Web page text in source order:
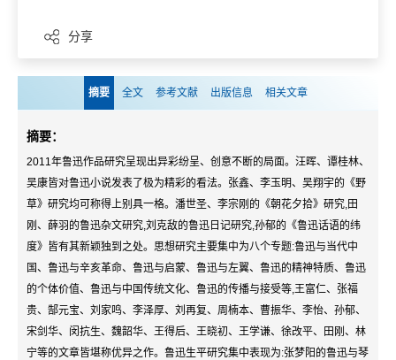
分享
摘要 全文 参考文献 出版信息 相关文章
摘要：
2011年鲁迅作品研究呈现出异彩纷呈、创意不断的局面。汪晖、谭桂林、
吴康皆对鲁迅小说发表了极为精彩的看法。张鑫、李玉明、吴翔宇的《野
草》研究均可称得上别具一格。潘世圣、李宗刚的《朝花夕拾》研究,田
刚、薛羽的鲁迅杂文研究,刘克敌的鲁迅日记研究,孙郁的《鲁迅话语的纬
度》皆有其新颖独到之处。思想研究主要集中为八个专题:鲁迅与当代中
国、鲁迅与辛亥革命、鲁迅与启蒙、鲁迅与左翼、鲁迅的精神特质、鲁迅
的个体价值、鲁迅与中国传统文化、鲁迅的传播与接受等,王富仁、张福
贵、郜元宝、刘家鸣、李泽厚、刘再复、周楠本、曹振华、李怡、孙郁、
宋剑华、闵抗生、魏韶华、王得后、王晓初、王学谦、徐改平、田刚、林
宁等的文章皆堪称优异之作。鲁迅生平研究集中表现为:张梦阳的鲁迅与琴